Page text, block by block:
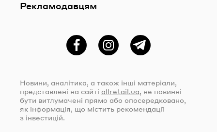
Рекламодавцям
ФейсбукInstagramTelegram
Новини, аналітика, а також інші матеріали,
представлені на сайті allretail.ua , не повинні
бути витлумачені прямо або опосередковано,
як інформація, що містить рекомендації
з інвестицій.